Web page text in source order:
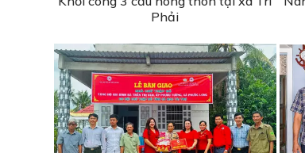
Phải